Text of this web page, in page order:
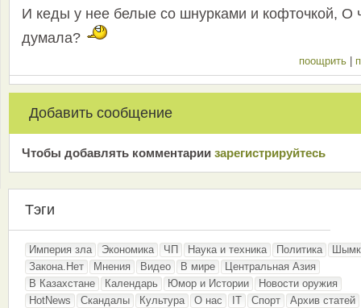
И кеды у нее белые со шнурками и кофточкой, О
думала?
поощрить
Добавить сообщение
Чтобы добавлять комментарии зарeгиcтрирyйтeсь
Тэги
Империя зла Экономика ЧП Наука и техника Политика
Закона.Нет
Мнения Видео В мире
Центральная Азия
В Казахстане
Календарь Юмор и Истории
Новости оружия
HotNews
Скандалы Культура О нас IT Спорт
Архив статей